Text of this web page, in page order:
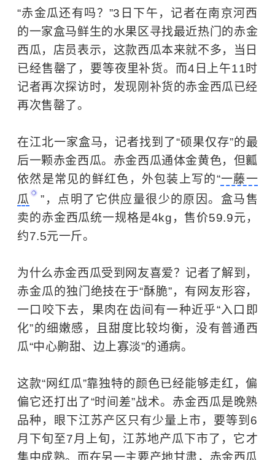
“赤金瓜还有吗？”3日下午，记者在南京河西
的一家盒马鲜生的水果区寻找最近热门的赤金
西瓜，店员表示，这款西瓜本来就不多，当日
已经售罄了，要等夜里补货。而4日上午11时
记者再次探访时，发现刚补货的赤金西瓜已经
再次售罄了。
在江北一家盒马，记者找到了“硕果仅存”的最
后一颗赤金西瓜。赤金西瓜通体金黄色，但瓤
依然是常见的鲜红色，外包装上写的“一藤一
瓜
”，点明了它供应量很少的原因。盒马售
卖的赤金西瓜统一规格是4kg，售价59.9元，
约7.5元一斤。
为什么赤金西瓜受到网友喜爱？记者了解到，
赤金瓜的独门绝技在于“酥脆”，有网友形容，
一口咬下去，果肉在齿间有一种近乎“入口即
化”的细嫩感，且甜度比较均衡，没有普通西
瓜“中心齁甜、边上寡淡”的通病。
这款“网红瓜”靠独特的颜色已经能够走红，偏
偏它还打出了“时间差”战术。赤金西瓜是晚熟
品种，眼下江苏产区只有少量上市，要等到6
月下旬至7月上旬，江苏地产瓜下市了，它才
集中成熟。而在另一主要产地甘肃，赤金西瓜